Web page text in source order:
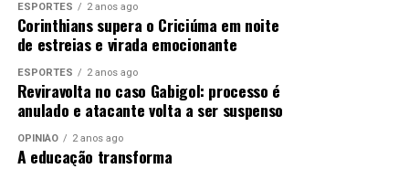
ESPORTES 2 anos ago
Corinthians supera o Criciúma em noite
de estreias e virada emocionante
ESPORTES 2 anos ago
Reviravolta no caso Gabigol: processo é
anulado e atacante volta a ser suspenso
OPINIÃO 2 anos ago
A educação transforma